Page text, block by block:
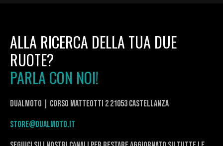
ALLA RICERCA DELLA TUA DUE
RUOTE?
PARLA CON NOI!
DualMoto | corso Matteotti 2 21053 Castellanza
store@dualmoto.it